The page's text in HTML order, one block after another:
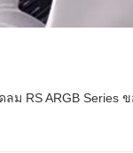
ม RS ARGB